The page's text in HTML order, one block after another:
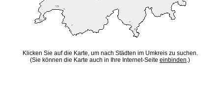
Klicken Sie auf die Karte, um nach Städten im Umkreis zu suchen.
(Sie können die Karte auch in Ihre Internet-Seite einbinden.)